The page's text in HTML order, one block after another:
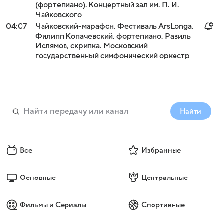
(фортепиано). Концертный зал им. П. И.
Чайковского
04:07
Чайковский-марафон. Фестиваль ArsLonga.
Филипп Копачевский, фортепиано, Равиль
Ислямов, скрипка. Московский
государственный симфонический оркестр
Найти
Все Избранные
Основные Центральные
Фильмы и Сериалы Спортивные